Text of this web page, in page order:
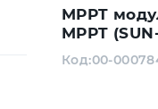
MPPT
MPPT
Код:00-